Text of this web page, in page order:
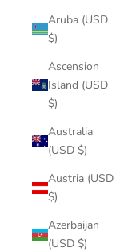
Aruba (USD
$)
Ascension
Island (USD
$)
Australia
(USD $)
Austria (USD
$)
Azerbaijan
(USD $)